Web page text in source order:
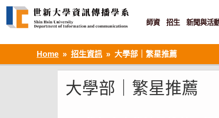
資訊設計 ‧ 知識加值 ‧ 網路傳播
師資 招生 新聞與活
Home 招生資訊 大學部｜繁星推薦
大學部｜繁星推薦